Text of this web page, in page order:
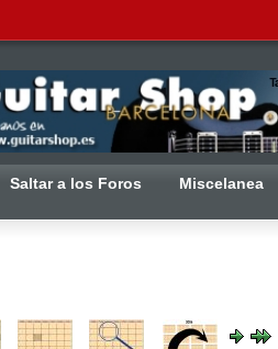
Saltar a los Foros Miscelanea